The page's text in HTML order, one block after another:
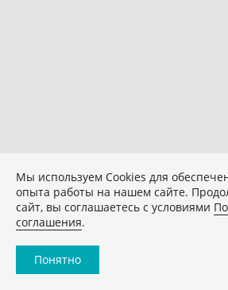
Мы используем Сookies для
опыта работы на нашем сайте.
сайт, вы соглашаетесь с условиями
соглашения.
Понятно